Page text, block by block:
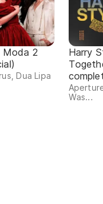
Moda 2
Dua Lipa
Harry
Was...